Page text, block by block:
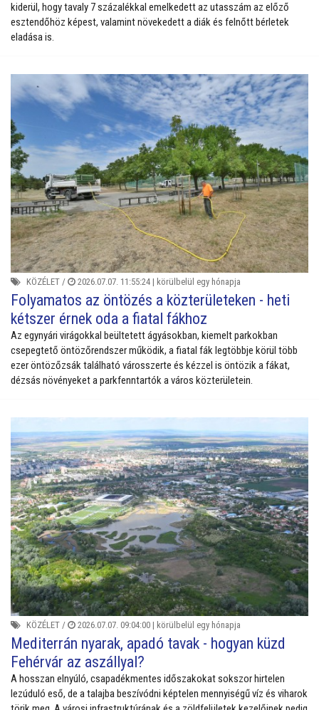
kiderül, hogy tavaly 7 százalékkal emelkedett az utasszám az előző
esztendőhöz képest, valamint növekedett a diák és felnőtt bérletek
eladása is.
KÖZÉLET / 2026.07.07. 11:55:24 | körülbelül egy hónapja
Folyamatos az öntözés a közterületeken - heti
kétszer érnek oda a fiatal fákhoz
Az egynyári virágokkal beültetett ágyásokban, kiemelt parkokban
csepegtető öntözőrendszer működik, a fiatal fák legtöbbje körül több
ezer öntözőzsák található városszerte és kézzel is öntözik a fákat,
dézsás növényeket a parkfenntartók a város közterületein.
KÖZÉLET / 2026.07.07. 09:04:00 | körülbelül egy hónapja
Mediterrán nyarak, apadó tavak - hogyan küzd
Fehérvár az aszállyal?
A hosszan elnyúló, csapadékmentes időszakokat sokszor hirtelen
lezúduló eső, de a talajba beszívódni képtelen mennyiségű víz és viharok